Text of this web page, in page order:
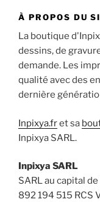
À PROPOS DU
La boutique
dessins, de
demande. Les
qualité avec des
dernière
Inpixya.fret sa
Inpixya SARL.
Inpixya SARL
SARL au capital
892 194 515 RCS